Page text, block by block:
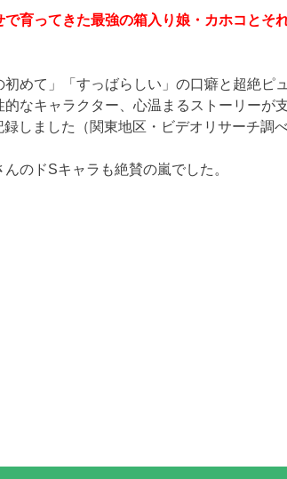
で育ってきた最強の箱入り娘・カホコとそ
初めて」「すっばらしい」の口癖と超絶
的なキャラクター、心温まるストーリーが
しました（関東地区・ビデオリサーチ調べ
のドSキャラも絶賛の嵐でした。